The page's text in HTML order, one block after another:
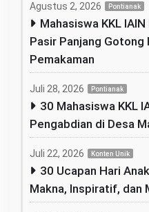
Agustus 2, 2026 Pontianak
Mahasiswa KKL
Pasir Panjang Gotong
Pemakaman
Juli 28, 2026 Pontianak
30 Mahasiswa KKL
Pengabdian di Desa
Juli 22, 2026 Konten Unik
30 Ucapan Hari
Makna, Inspiratif, dan